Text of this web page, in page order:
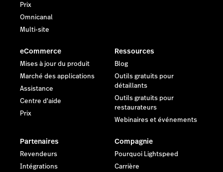
Prix
Omnicanal
Multi-site
eCommerce
Mises à jour du produit
Marché des applications
Assistance
Centre d'aide
Prix
Ressources
Blog
Outils gratuits pour
détaillants
Outils gratuits pour
restaurateurs
Webinaires et événements
Partenaires
Revendeurs
Intégrations
Compagnie
Pourquoi Lightspeed
Carrière